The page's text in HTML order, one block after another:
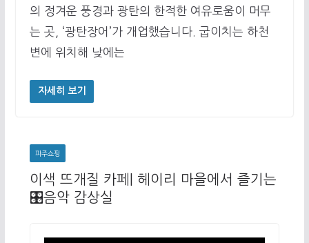
의 정겨운 풍경과 광탄의 한적한 여유로움이 머무
는 곳, ‘광탄장어’가 개업했습니다. 굽이치는 하천
변에 위치해 낮에는
자세히 보기
파주쇼핑
이색 뜨개질 카페| 헤이리 마을에서 즐기는
🎛음악 감상실